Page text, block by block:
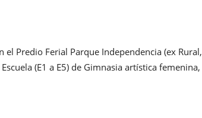
Predio Ferial Parque Independencia (ex Rural,
(E1 a E5) de Gimnasia artística femenina,